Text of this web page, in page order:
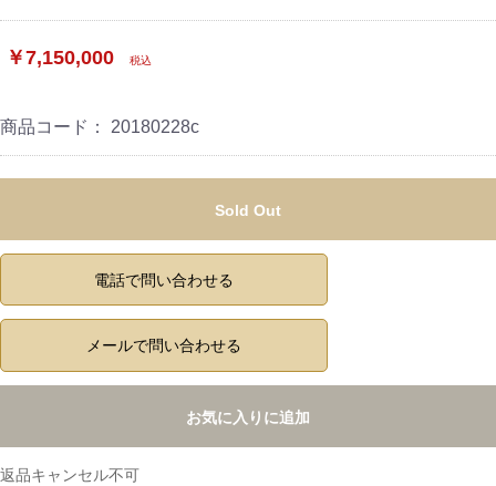
￥7,150,000 税込
商品コード： 20180228c
Sold Out
電話で問い合わせる
メールで問い合わせる
お気に入りに追加
返品キャンセル不可